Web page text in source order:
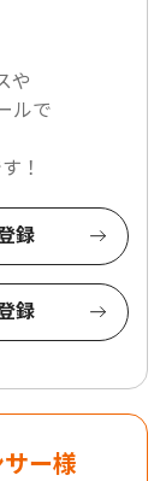
や
ルで
！
録
録
ー様